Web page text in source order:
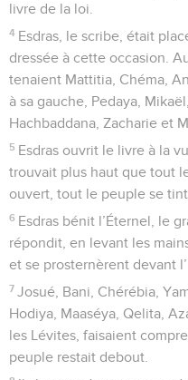
livre de la loi.
4 Esdras, le scribe, était
dressée à cette occasion.
tenaient Mattitia, Chéma,
à sa gauche, Pedaya,
Hachbaddana, Zacharie et
5 Esdras ouvrit le livre à la
trouvait plus haut que tout
ouvert, tout le peuple se
6 Esdras bénit l’Éternel, le
répondit, en levant les
et se prosternèrent devant
7 Josué, Bani, Chérébia,
Hodiya, Maaséya, Qelita,
les Lévites, faisaient
peuple restait debout.